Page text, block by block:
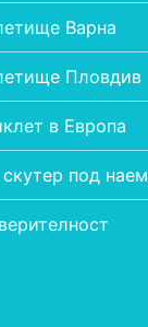
Варна
Пловдив
в Европа
под наем